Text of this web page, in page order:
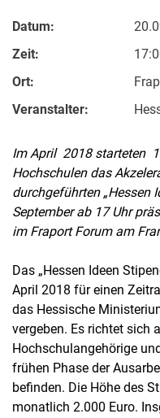
Datum:
Zeit:
Ort:
Veranstalter:
Im April 2018 starteten
Hochschulen das
durchgeführten „Hessen
September ab 17 Uhr
im Fraport Forum am
Das „Hessen Ideen
April 2018 für einen
das Hessische
vergeben. Es richtet sich
Hochschulangehörige
frühen Phase der
befinden. Die Höhe des
monatlich 2.000 Euro.